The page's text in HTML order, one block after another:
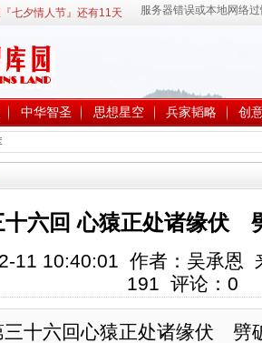
七夕情人节』还有11天
中华智圣 思想星空 兵家韬略 创
十六回 心猿正处诸缘伏
11 10:40:01 作者：吴承恩
191 评论： 0
三十六回心猿正处诸缘伏 劈